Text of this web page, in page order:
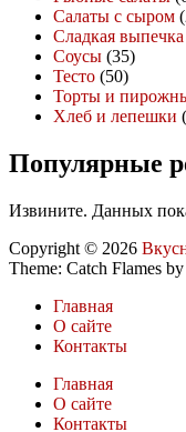
Салаты с сыром
Сладкая выпечка
Соусы (35)
Тесто (50)
Торты и
Хлеб и лепешки
Популярные
Извините. Данных
Copyright © 2026
Theme: Catch Flames by
Главная
О сайте
Контакты
Главная
О сайте
Контакты